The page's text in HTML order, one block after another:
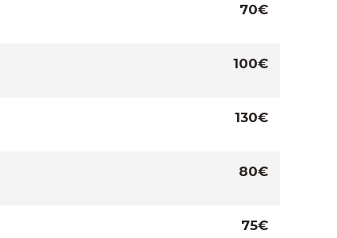
70€
100€
130€
80€
75€